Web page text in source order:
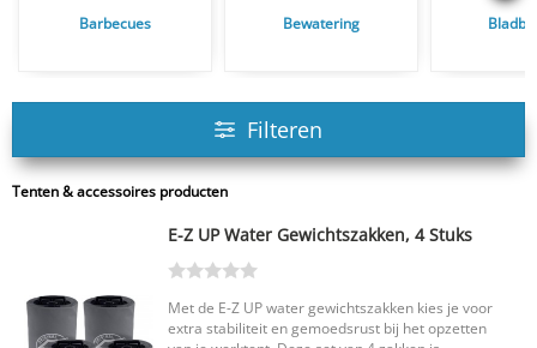
Barbecues Bewatering
Filteren
Tenten & accessoires producten
E-Z UP Water Gewichtszakken, 4 Stuks
Met de E-Z UP water gewichtszakken kies je voor
extra stabiliteit en gemoedsrust bij het opzetten